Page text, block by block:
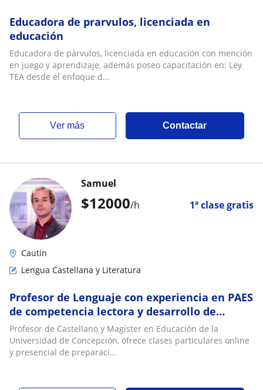
Educadora de prarvulos, licenciada en
educación
Educadora de párvulos, licenciada en educación con mención
en juego y aprendizaje, además poseo capacitación en: Ley
TEA desde el enfoque d...
ver más Contactar
$12000/h 1ª clase gratis
Samuel
Cautín
Lengua Castellana y Literatura
Profesor de Lenguaje con experiencia en PAES
de competencia lectora y desarrollo de
habilidades comunicativas
Profesor de Castellano y Magíster en Educación de la
Universidad de Concepción, ofrece clases particulares online
y presencial de preparaci...